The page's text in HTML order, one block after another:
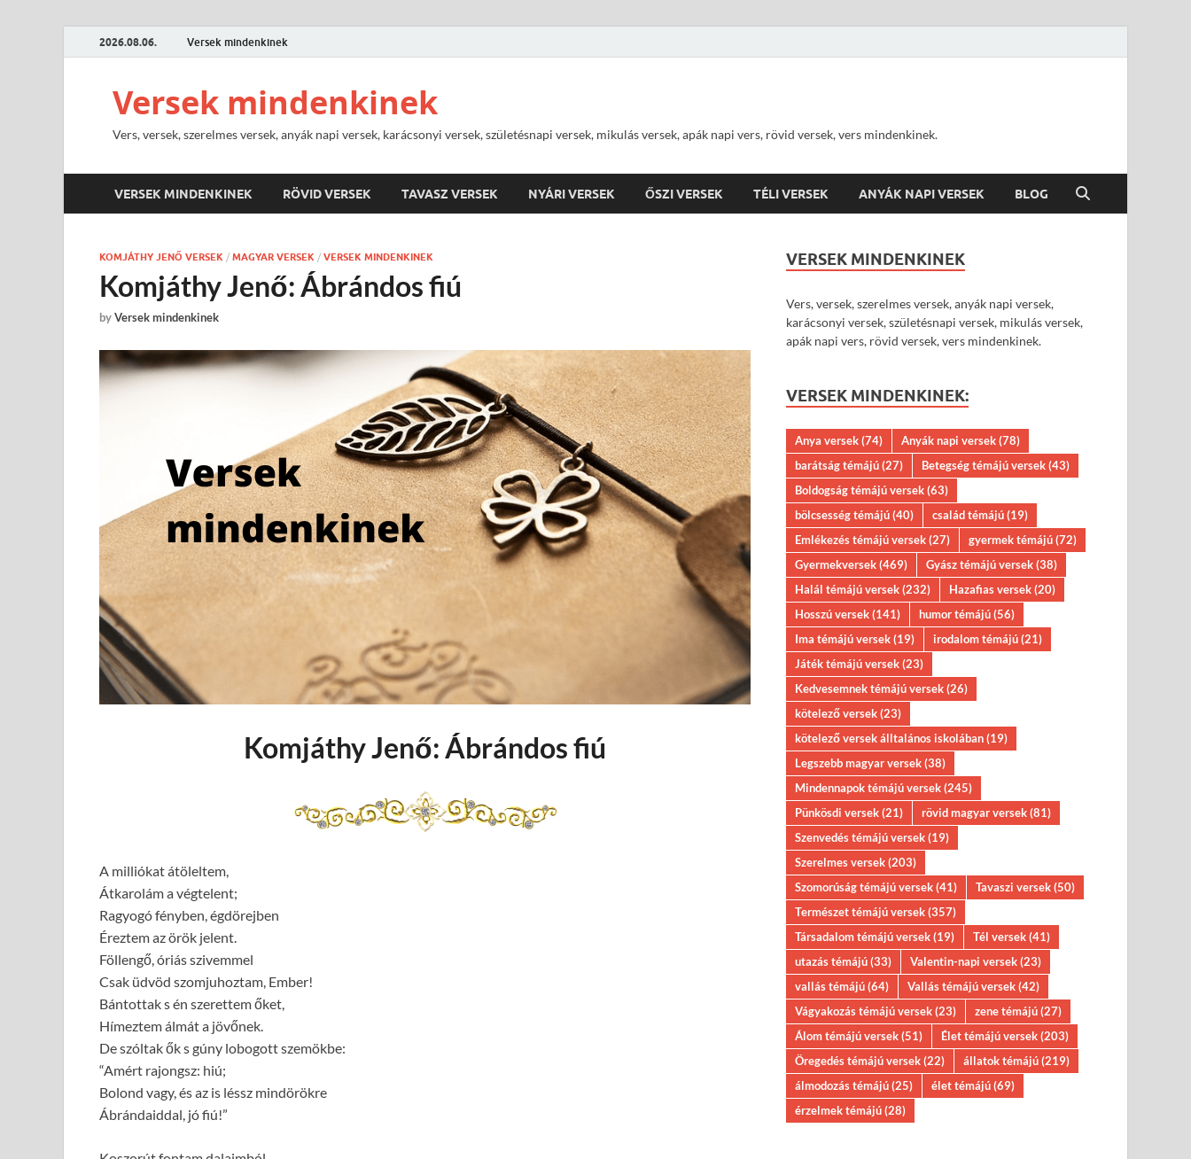
2026.08.06. Versek mindenkinek
Versek mindenkinek
Vers, versek, szerelmes versek, anyák napi versek, karácsonyi versek, születésnapi versek, mikulás versek, apák napi vers, rövid versek, vers mindenkinek.
VERSEK MINDENKINEK RÖVID VERSEK TAVASZ VERSEK NYÁRI VERSEK ŐSZI VERSEK TÉLI VERSEK ANYÁK NAPI VERSEK BLOG
KOMJÁTHY JENŐ VERSEK / MAGYAR VERSEK / VERSEK MINDENKINEK
Komjáthy Jenő: Ábrándos fiú
byVersek mindenkinek
Komjáthy Jenő: Ábrándos fiú
A milliókat átöleltem,
Átkarolám a végtelent;
Ragyogó fényben, égdörejben
Éreztem az örök jelent.
Föllengő, óriás szivemmel
Csak üdvöd szomjuhoztam, Ember!
Bántottak s én szerettem őket,
Hímeztem álmát a jövőnek.
De szóltak ők s gúny lobogott szemökbe:
“Amért rajongsz: hiú;
Bolond vagy, és az is léssz mindörökre
Ábrándaiddal, jó fiú!”
VERSEK MINDENKINEK
Vers, versek, szerelmes versek, anyák napi versek,
karácsonyi versek, születésnapi versek, mikulás versek,
apák napi vers, rövid versek, vers mindenkinek.
VERSEK MINDENKINEK:
Anya versek(74) Anyák napi versek(78)
barátság témájú(27) Betegség témájú versek(43)
Boldogság témájú versek(63)
bölcsesség témájú(40) család témájú(19)
Emlékezés témájú versek(27) gyermek témájú(72)
Gyermekversek(469) Gyász témájú versek(38)
Halál témájú versek(232) Hazafias versek(20)
Hosszú versek(141) humor témájú(56)
Ima témájú versek(19) irodalom témájú(21)
Játék témájú versek(23)
Kedvesemnek témájú versek(26)
kötelező versek(23)
kötelező versek álltalános iskolában(19)
Legszebb magyar versek(38)
Mindennapok témájú versek(245)
Pünkösdi versek(21) rövid magyar versek(81)
Szenvedés témájú versek(19)
Szerelmes versek(203)
Szomorúság témájú versek(41) Tavaszi versek(50)
Természet témájú versek(357)
Társadalom témájú versek(19) Tél versek(41)
utazás témájú(33) Valentin-napi versek(23)
vallás témájú(64) Vallás témájú versek(42)
Vágyakozás témájú versek(23) zene témájú(27)
Álom témájú versek(51) Élet témájú versek(203)
Öregedés témájú versek(22) állatok témájú(219)
álmodozás témájú(25) élet témájú(69)
érzelmek témájú(28)